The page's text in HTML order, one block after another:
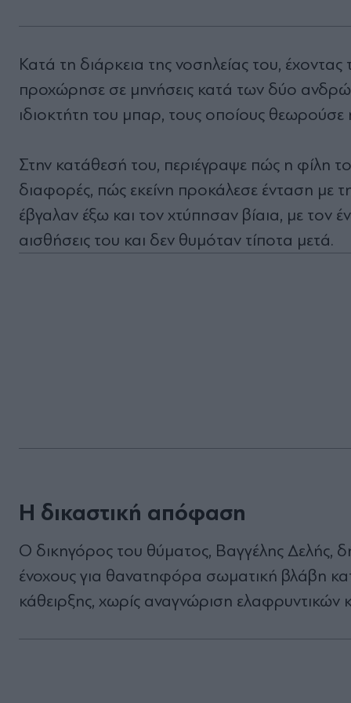
Κατά τη διάρκεια της νοσηλείας του,
προχώρησε σε μηνήσεις κατά των δύο
ιδιοκτήτη του μπαρ, τους οποίους θεωρούσε
Στην κατάθεσή του, περιέγραψε πώς η φίλη
διαφορές, πώς εκείνη προκάλεσε ένταση με
έβγαλαν έξω και τον χτύπησαν βίαια, με τον
αισθήσεις του και δεν θυμόταν τίποτα μετά.
Η δικαστική απόφαση
Ο δικηγόρος του θύματος, Βαγγέλης Δελής,
ένοχους για θανατηφόρα σωματική βλάβη
κάθειρξης, χωρίς αναγνώριση